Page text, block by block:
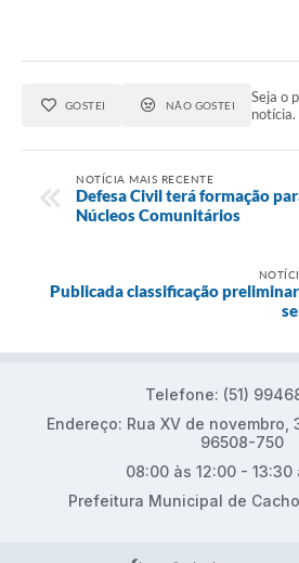
GOSTEI NÃO GOSTEI
Seja o
notícia.
NOTÍCIA MAIS RECENTE
Defesa Civil terá formação
Núcleos Comunitários
Publicada classificação
Telefone: (51)
Endereço: Rua XV de novembro,
96508-750
08:00 às 12:00 - 13:30
Prefeitura Municipal de